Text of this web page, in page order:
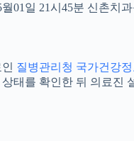
01일 21시45분 신촌
질병관리청 국가건강
태를 확인한 뒤 의료진